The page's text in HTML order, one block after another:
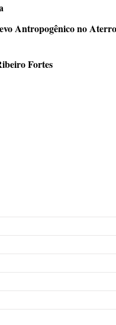
Antropogênico no
Fortes